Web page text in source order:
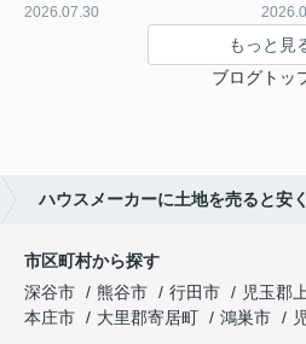
2026.07.30
もっと見
ブログトッ
ハウスメーカーに土地を売ると安
市区町村から探す
深谷市
熊谷市 行田市 児玉郡
本庄市
大里郡寄居町 鴻巣市